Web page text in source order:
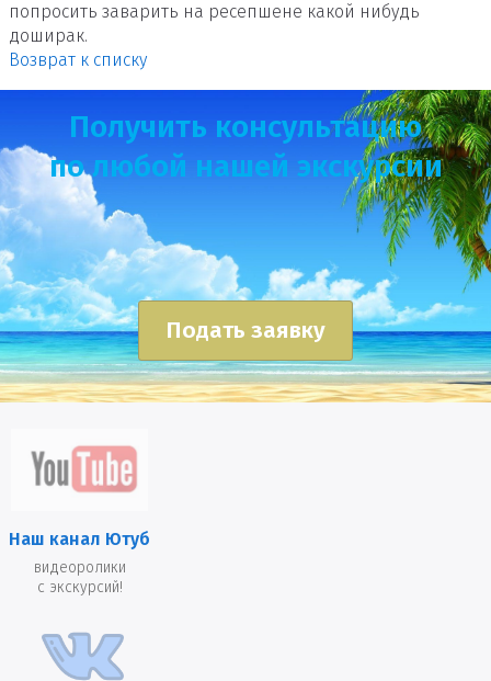
попросить заварить на ресепшене какой нибудь
доширак.
Возврат к списку
Получить консультацию
по любой нашей экскурсии
Подать заявку
Наш канал Ютуб
видеоролики
с экскурсий!